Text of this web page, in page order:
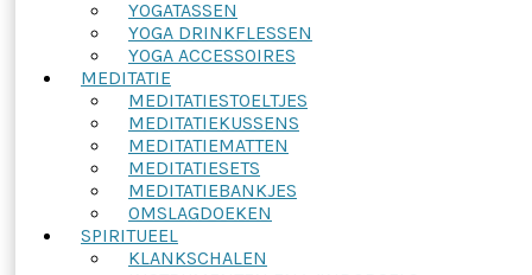
YOGATASSEN
YOGA DRINKFLESSEN
YOGA ACCESSOIRES
MEDITATIE
MEDITATIESTOELTJES
MEDITATIEKUSSENS
MEDITATIEMATTEN
MEDITATIESETS
MEDITATIEBANKJES
OMSLAGDOEKEN
SPIRITUEEL
KLANKSCHALEN